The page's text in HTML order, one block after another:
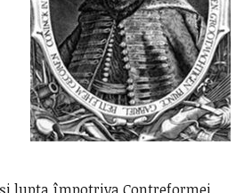
lupta împotriva Contreformei